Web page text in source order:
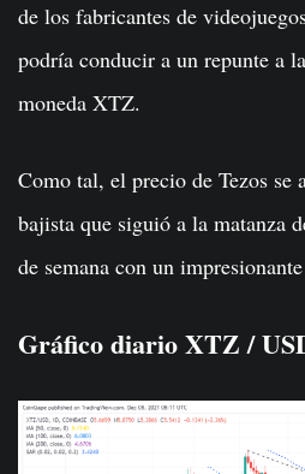
de los fabricantes de
podría conducir a un repunte a
moneda XTZ.
Como tal, el precio de Tezos se
bajista que siguió a la matanza
de semana con un
Gráfico diario XTZ /